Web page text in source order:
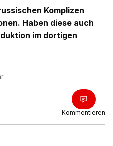
Komplizen
Haben diese auch
im dortigen
Kommentieren